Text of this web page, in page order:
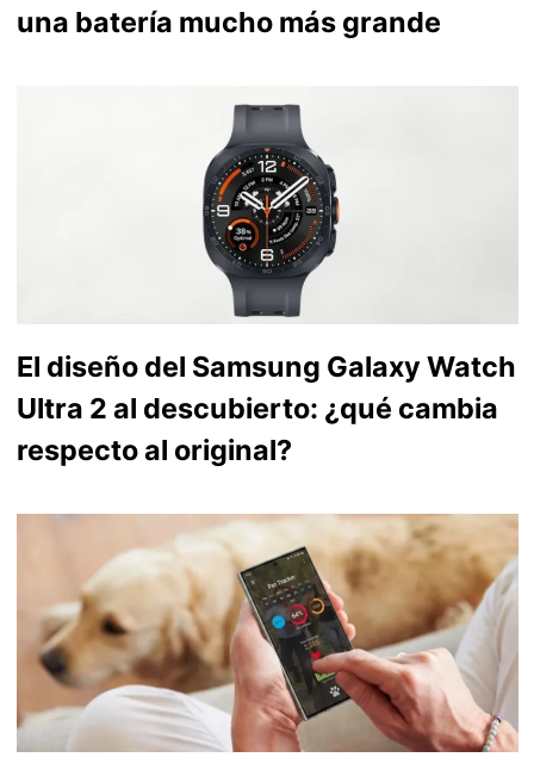
una batería mucho más grande
El diseño del Samsung Galaxy Watch
Ultra 2 al descubierto: ¿qué cambia
respecto al original?